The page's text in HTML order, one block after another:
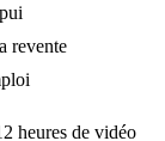
revente
heures de vidéo